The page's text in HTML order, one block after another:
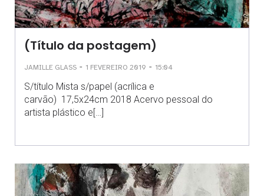
(Título da postagem)
JAMILLE GLASS - 1 FEVEREIRO 2019 - 15:04
S/título Mista s/papel (acrílica e
carvão) 17,5x24cm 2018 Acervo pessoal do
artista plástico e[…]